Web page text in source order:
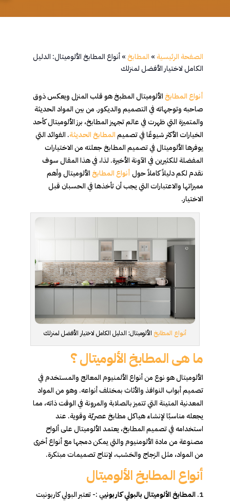
الصفحة الرئيسية » المطابخ »أنواع المطابخ الألوميتال: الدليل
الكامل لاختيار الأفضل لمنزلك
أنواع المطابخالألوميتال المطبخ هو قلب المنزل ويعكس ذوق
صاحبه وتوجهاته في التصميم والديكور. من بين المواد الحديثة
والمتميزة التي ظهرت في عالم تجهيز المطابخ، برز الألوميتال كأحد
الخيارات الأكثر شيوعًا في تصميمالمطابخ الحديثة. الفوائد التي
يوفرها الألوميتال في تصميم المطابخ جعلته من الاختيارات
المفضلة للكثيرين في الآونة الأخيرة. لذا، في هذا المقال سوف
نقدم لكم دليلاً كاملاً حولأنواع المطابخالألوميتال وأهم
مميزاتها والاعتبارات التي يجب أن تأخذها في الحسبان قبل
الاختيار.
أنواع المطابخ الألوميتال: الدليل الكامل لاختيار الأفضل لمنزلك
ما هى المطابخ الألوميتال ؟
الألوميتال هو نوع من أنواع الألمنيوم المعالج والمستخدم في
تصميم أبواب النوافذ والأثاث بمختلف أنواعه. وهو من المواد
المعدنية المتينة التي تتميز بالصلابة والمرونة في الوقت ذاته، مما
يجعله مناسبًا لإنشاء هياكل مطابخ عصريّة وقوية. عند
استخدامه في تصميم المطابخ، يعتمد الألوميتال على ألواح
مصنوعة من مادة الألومنيوم والتي يمكن دمجها مع أنواع أخرى
من المواد، مثل الزجاج والخشب، لإنتاج تصميمات مبتكرة.
أنواع المطابخ الألوميتال
المطابخ الألوميتال بالبولي كاربونيي :- تعتبر البولي كاربونيت